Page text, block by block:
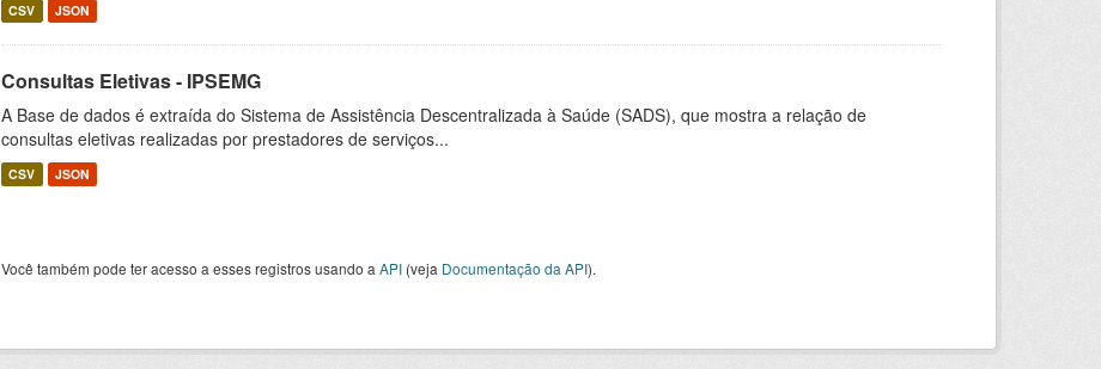
CSV JSON
Consultas Eletivas - IPSEMG
A Base de dados é extraída do Sistema de Assistência Descentralizada à Saúde (SADS), que mostra a relação de
consultas eletivas realizadas por prestadores de serviços...
CSV JSON
Você também pode ter acesso a esses registros usando a API (veja Documentação da API).